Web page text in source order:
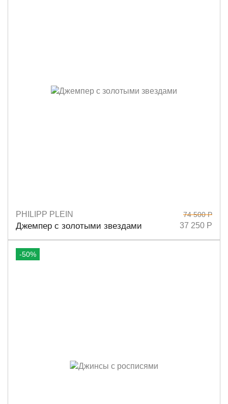
Размеры
PHILIPP PLEIN
Джемпер с золотыми звездами
74 500 Р
37 250 Р
-50%